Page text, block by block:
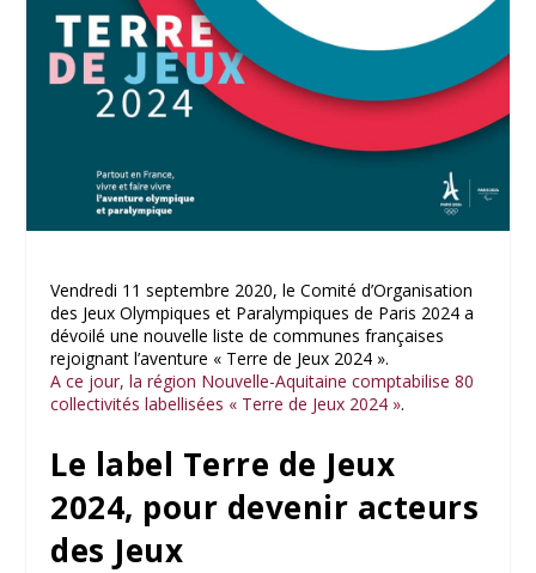
Vendredi 11 septembre 2020, le Comité d’Organisation
des Jeux Olympiques et Paralympiques de Paris 2024 a
dévoilé une nouvelle liste de communes françaises
rejoignant l’aventure « Terre de Jeux 2024 ».
A ce jour, la région Nouvelle-Aquitaine comptabilise 80
collectivités labellisées « Terre de Jeux 2024 ».
Le label Terre de Jeux
2024, pour devenir acteurs
des Jeux